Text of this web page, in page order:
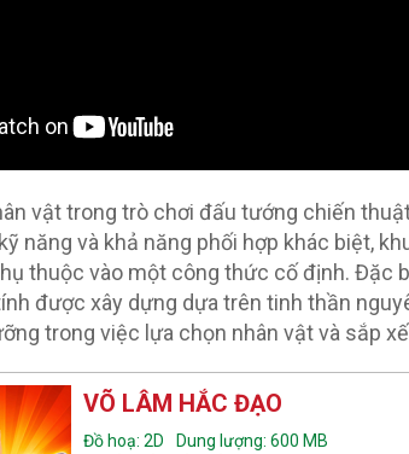
vật trong trò chơi đấu tướng chiến
năng và khả năng phối hợp khác biệt,
thuộc vào một công thức cố định. Đặc
được xây dựng dựa trên tinh thần
trong việc lựa chọn nhân vật và sắp
VÕ LÂM HẮC ĐẠO
Đồ hoạ: 2D Dung lượng: 600 MB